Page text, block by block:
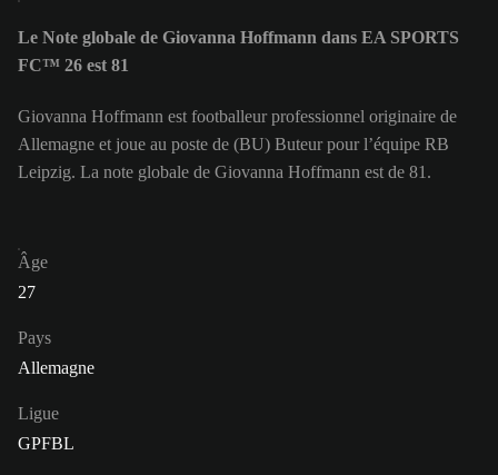
Le Note globale de Giovanna Hoffmann dans EA SPORTS
FC™ 26 est 81
Giovanna Hoffmann est footballeur professionnel originaire de
Allemagne et joue au poste de (BU) Buteur pour l’équipe RB
Leipzig. La note globale de Giovanna Hoffmann est de 81.
Âge
27
Pays
Allemagne
Ligue
GPFBL